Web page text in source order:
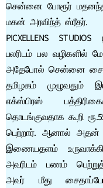
சென்னை போரூர்
மகன் அரவிந்த் ஸ்ரீதர்.
PICXELLENS
பலரிடம் பல வழிகளில்
அதேபோல் சென்னை
தமிழகம் முழுவதும்
எக்ஸ்பிரஸ்
தொடங்குவதாக கூறி
பெற்றார். ஆனால் அதன்
இணையதளம்
அவரிடம் பணம்
அவர் மீது